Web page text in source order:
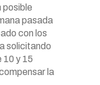
posible
pasada
con los
solicitando
10 y 15
la